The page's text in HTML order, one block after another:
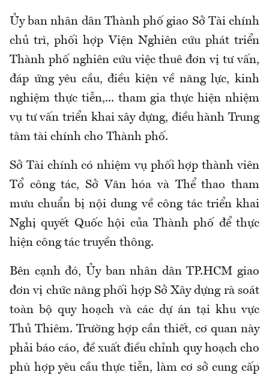
Ủy ban nhân dân Thành phố giao Sở Tài chính
chủ trì, phối hợp Viện Nghiên cứu phát triển
Thành phố nghiên cứu việc thuê đơn vị tư vấn,
đáp ứng yêu cầu, điều kiện về năng lực, kinh
nghiệm thực tiễn,... tham gia thực hiện nhiệm
vụ tư vấn triển khai xây dựng, điều hành Trung
tâm tài chính cho Thành phố.
Sở Tài chính có nhiệm vụ phối hợp thành viên
Tổ công tác, Sở Văn hóa và Thể thao tham
mưu chuẩn bị nội dung về công tác triển khai
Nghị quyết Quốc hội của Thành phố để thực
hiện công tác truyền thông.
Bên cạnh đó, Ủy ban nhân dân TP.HCM giao
đơn vị chức năng phối hợp Sở Xây dựng rà soát
toàn bộ quy hoạch và các dự án tại khu vực
Thủ Thiêm. Trường hợp cần thiết, cơ quan này
phải báo cáo, đề xuất điều chỉnh quy hoạch cho
phù hợp yêu cầu thực tiễn, làm cơ sở cung cấp